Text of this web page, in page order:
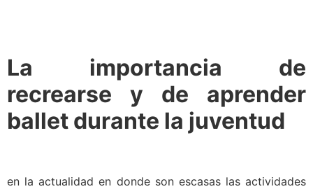
La importancia de
recrearse y de aprender
ballet durante la juventud
en la actualidad en donde son escasas las actividades